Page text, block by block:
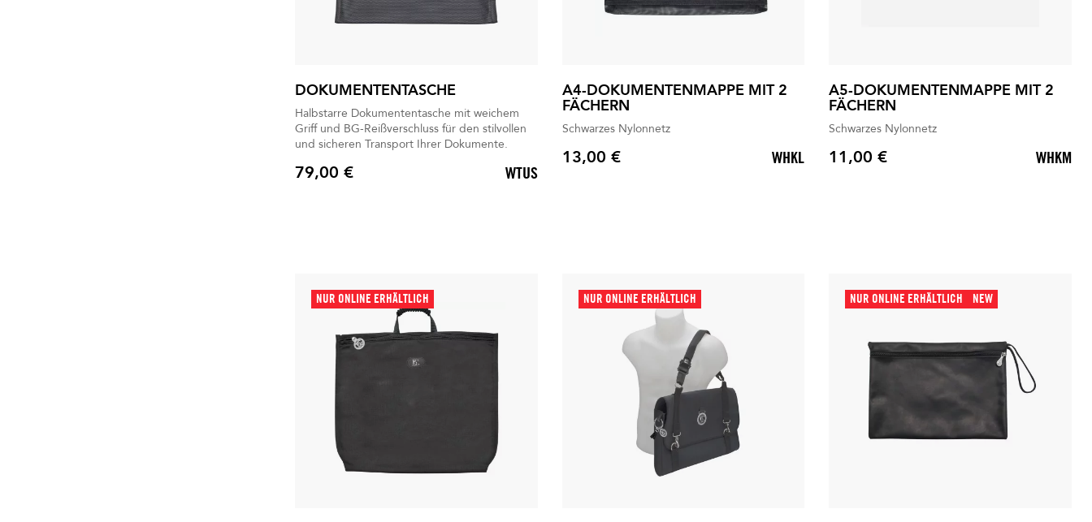
DOKUMENTENTASCHE
Halbstarre Dokumententasche mit weichem
Griff und BG-Reißverschluss für den stilvollen
und sicheren Transport Ihrer Dokumente.
Preis
79,00 € WTUS
A4-DOKUMENTENMAPPE MIT 2
FÄCHERN
Schwarzes Nylonnetz
Preis
13,00 € WHKL
A5-DOKUMENTENMAPPE MIT 2
FÄCHERN
Schwarzes Nylonnetz
Preis
11,00 € WHKM
NUR ONLINE ERHÄLTLICH NUR ONLINE ERHÄLTLICH NUR ONLINE ERHÄLTLICH NEW